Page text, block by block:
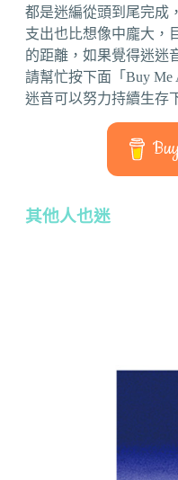
都是迷編從頭到尾完成
支出也比想像中龐大，
的距離，如果覺得迷迷
請幫忙按下面「Buy Me
迷音可以努力持續生存
其他人也迷